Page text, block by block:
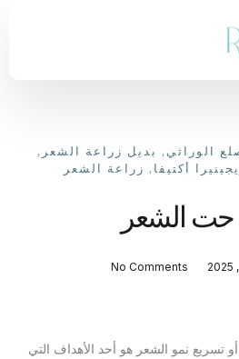
الوراثي , بديل زراعة الشعر ,
أكتيفا , زراعة الشعر
حت الشعر
No Comments
نمو الشعر هو أحد الأهداف التي